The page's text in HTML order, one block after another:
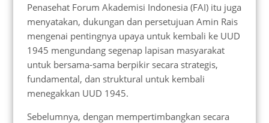
Penasehat Forum Akademisi Indonesia (FAI) itu juga
menyatakan, dukungan dan persetujuan Amin Rais
mengenai pentingnya upaya untuk kembali ke UUD
1945 mengundang segenap lapisan masyarakat
untuk bersama-sama berpikir secara strategis,
fundamental, dan struktural untuk kembali
menegakkan UUD 1945.
Sebelumnya, dengan mempertimbangkan secara